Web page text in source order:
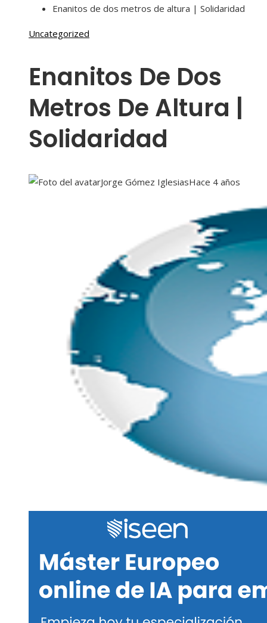
Enanitos de dos metros de altura | Solidaridad
Uncategorized
Enanitos De Dos
Metros De Altura |
Solidaridad
Jorge Gómez IglesiasHace 4 años